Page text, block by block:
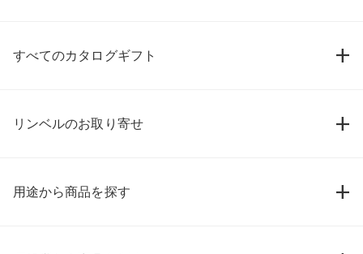
すべてのカタログギフト
リンベルのお取り寄せ
用途から商品を探す